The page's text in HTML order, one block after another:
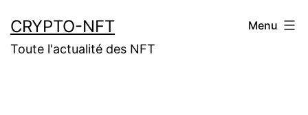
au
contenu
CRYPTO-NFT
Toute l'actualité des NFT
Menu